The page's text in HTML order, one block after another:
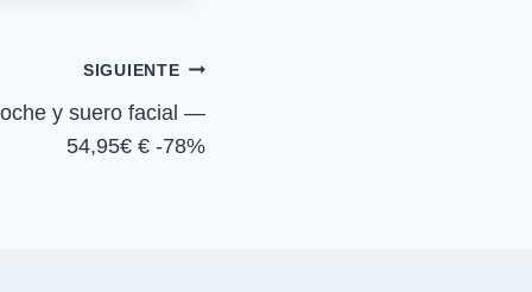
SIGUIENTE
y suero facial —
54,95€ € -78%